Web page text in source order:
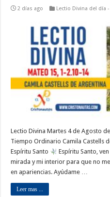
2 días ago Lectio Divina del día
Lectio Divina Martes 4 de Agosto
Tiempo Ordinario Camila Castells
Espíritu Santo
Espíritu Santo,
mirada y mi interior para que no
en apariencias. Ayúdame …
Leer mas ...